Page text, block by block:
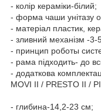
- колір кераміки-білий;
- форма чаши унітазу
- матеріал пластик,
- зливний механізм -3-
- принцип роботы
- рама підходить- до
- додаткова
MOVI II / PRESTO II /
- глибина-14,2-23 см;